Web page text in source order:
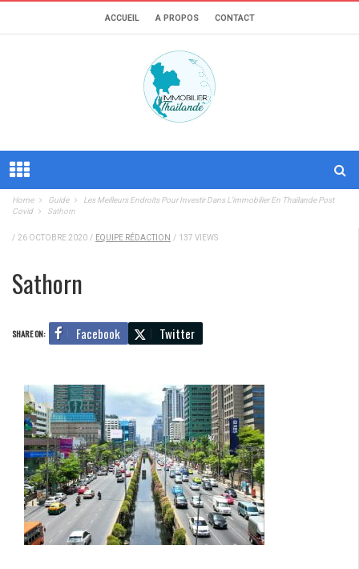
ACCUEIL A PROPOS CONTACT
Home Guide
Les Meilleurs Endroits Pour Investir Dans L’immobilier En Thaïlande Post
Covid
Sathorn
/ 26 OCTOBRE 2020 / EQUIPE RÉDACTION / 137 VIEWS
Sathorn
SHARE ON: Facebook Twitter